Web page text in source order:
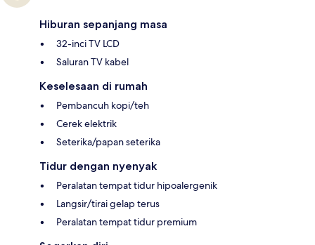
Hiburan sepanjang masa
32-inci TV LCD
Saluran TV kabel
Keselesaan di rumah
Pembancuh kopi/teh
Cerek elektrik
Seterika/papan seterika
Tidur dengan nyenyak
Peralatan tempat tidur hipoalergenik
Langsir/tirai gelap terus
Peralatan tempat tidur premium